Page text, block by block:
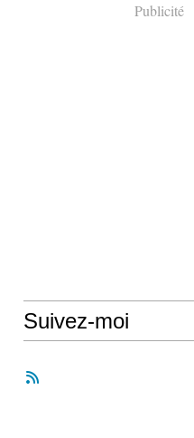
Publicité
Suivez-moi